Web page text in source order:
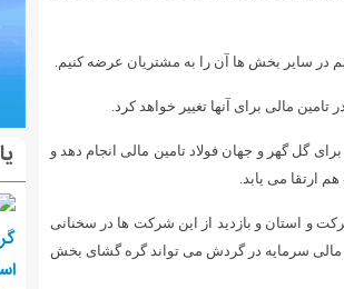
در سایر بخش ها آن را به مشتریان عرضه کنیم.
مالی برای آنها تغییر خواهد کرد.
گل گهر و جهان فولاد تامین مالی انجام دهد و
ارتقا می یابد.
و استان و بازدید از این شرکت ها در سخنانی
مالی سرمایه در گردش می تواند گره گشای بخش